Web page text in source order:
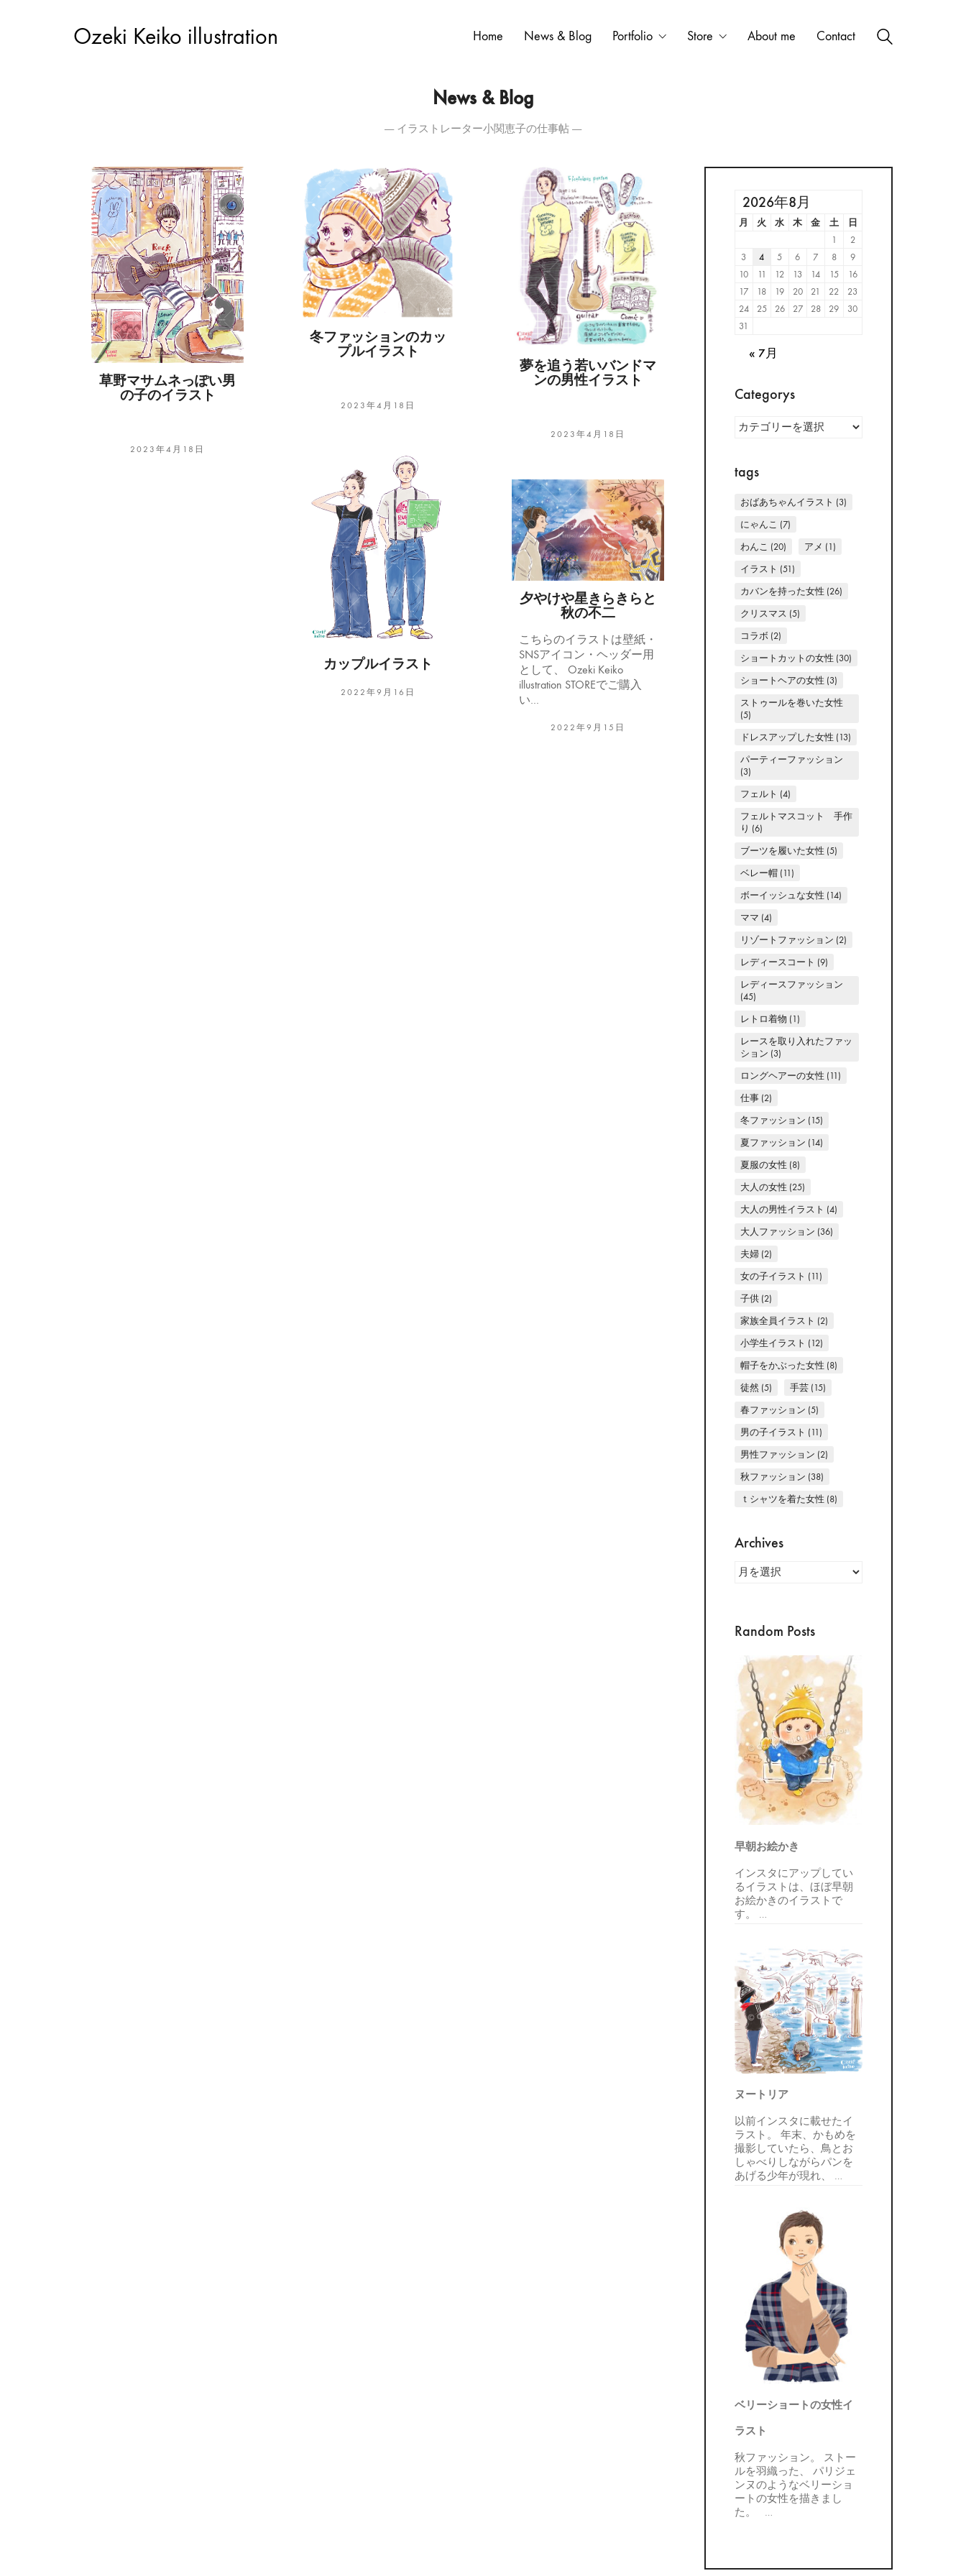
Ozeki Keiko illustration Home News & Blog Portfolio Store About me Contact
News & Blog
― イラストレーター小関恵子の仕事帖 ―
草野マサムネっぽい男
の子のイラスト
2023年4月18日
冬ファッションのカッ
プルイラスト
2023年4月18日
夢を追う若いバンドマ
ンの男性イラスト
2023年4月18日
カップルイラスト
2022年9月16日
夕やけや星きらきらと
秋の不二
こちらのイラストは壁紙・
SNSアイコン・ヘッダー用
として、 Ozeki Keiko
illustration STOREでご購入
い…
2022年9月15日
2026年8月
月 火 水 木 金 土
日
1
2
3
4 5 6 7 8
9
10
11 12 13 14 15
16
17
18 19 20 21 22
23
24
25 26 27 28 29
30
31
« 7月
Categorys
tags
おばあちゃんイラスト (3)
にゃんこ (7)
わんこ (20) アメ (1)
イラスト (51)
カバンを持った女性 (26)
クリスマス (5)
コラボ (2)
ショートカットの女性 (30)
ショートヘアの女性 (3)
ストゥールを巻いた女性
(5)
ドレスアップした女性 (13)
パーティーファッション
(3)
フェルト (4)
フェルトマスコット 手作
り (6)
ブーツを履いた女性 (5)
ベレー帽(11)
ボーイッシュな女性 (14)
ママ (4)
リゾートファッション (2)
レディースコート (9)
レディースファッション
(45)
レトロ着物 (1)
レースを取り入れたファッ
ション (3)
ロングヘアーの女性 (11)
仕事(2)
冬ファッション (15)
夏ファッション (14)
夏服の女性 (8)
大人の女性 (25)
大人の男性イラスト (4)
大人ファッション (36)
夫婦(2)
女の子イラスト (11)
子供(2)
家族全員イラスト (2)
小学生イラスト (12)
帽子をかぶった女性 (8)
徒然(5) 手芸(15)
春ファッション (5)
男の子イラスト (11)
男性ファッション (2)
秋ファッション (38)
ｔシャツを着た女性 (8)
Archives
Archives
Random Posts
早朝お絵かき
インスタにアップしてい
るイラストは、ほぼ早朝
お絵かきのイラストで
す。 …
ヌートリア
以前インスタに載せたイ
ラスト。 年末、かもめを
撮影していたら、鳥とお
しゃべりしながらパンを
あげる少年が現れ、 …
ベリーショートの女性イ
ラスト
秋ファッション。 ストー
ルを羽織った、 パリジェ
ンヌのようなベリーショ
ートの女性を描きまし
た。 …